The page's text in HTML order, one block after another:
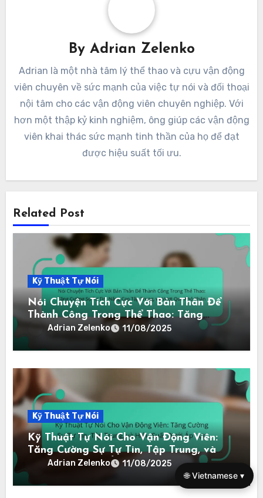
By Adrian Zelenko
Adrian là một nhà tâm lý thể thao và cựu vận động
viên chuyên về sức mạnh của việc tự nói và đối thoại
nội tâm cho các vận động viên chuyên nghiệp. Với
hơn một thập kỷ kinh nghiệm, ông giúp các vận động
viên khai thác sức mạnh tinh thần của họ để đạt
được hiệu suất tối ưu.
Related Post
Kỹ Thuật Tự Nói
Nói Chuyện Tích Cực Với Bản Thân Để
Thành Công Trong Thể Thao: Tăng
Cường Sự Tự Tin, Nâng Cao Tập Trung,
và Vượt Qua Khó Khăn
Adrian Zelenko 11/08/2025
Kỹ Thuật Tự Nói
Kỹ Thuật Tự Nói Cho Vận Động Viên:
Tăng Cường Sự Tự Tin, Tập Trung, và
Hiệu Suất Dưới Áp Lực
Adrian Zelenko
11/08/2025
🌐 Vietnamese ▾